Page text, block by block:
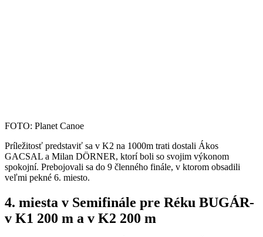
FOTO: Planet Canoe
Príležitosť predstaviť sa v K2 na 1000m trati dostali Ákos
GACSAL a Milan DÖRNER, ktorí boli so svojim výkonom
spokojní. Prebojovali sa do 9 členného finále, v ktorom obsadili
veľmi pekné 6. miesto.
4. miesta v Semifinále pre Réku BUGÁR-
v K1 200 m a v K2 200 m